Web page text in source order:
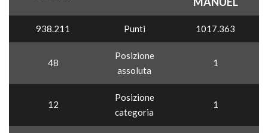
938.211 Punti 1017.363
48
Posizione
assoluta
1
12
Posizione
categoria
1